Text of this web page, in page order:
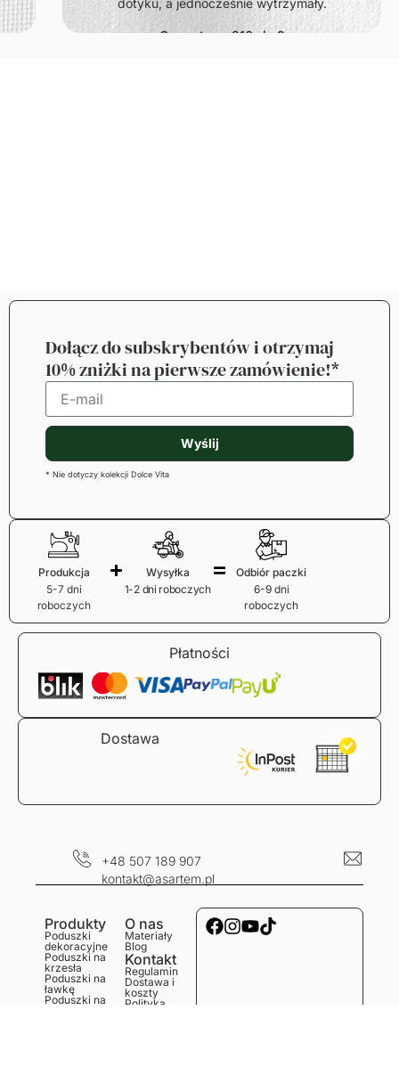
Gramatura: 140g/m2
Dołącz do subskrybentów i otrzymaj
10% zniżki na pierwsze zamówienie!*
Wyślij
* Nie dotyczy kolekcji Dolce Vita
Produkcja
5-7 dni
roboczych
Wysyłka
1-2 dni roboczych
Odbiór paczki
6-9 dni
roboczych
Płatności
Dostawa
+48 507 189 907
kontakt@asartem.pl
Produkty
Poduszki
dekoracyjne
Poduszki na
krzesła
Poduszki na
ławkę
Poduszki na
O nas
Materiały
Blog
Kontakt
Regulamin
Dostawa i
koszty
Polityka